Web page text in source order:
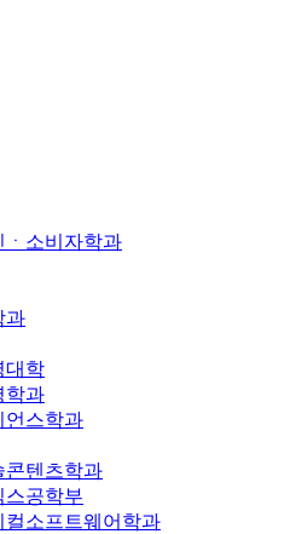
ㆍ소비자학과
과
대학
학과
언스학과
콘텐츠학과
스공학부
컬소프트웨어학과